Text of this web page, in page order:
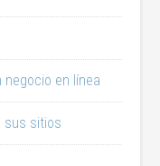
negocio en línea
sus sitios